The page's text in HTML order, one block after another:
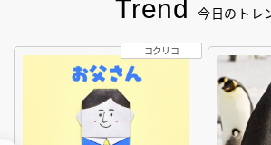
Trend 今日のトレ
コクリコ